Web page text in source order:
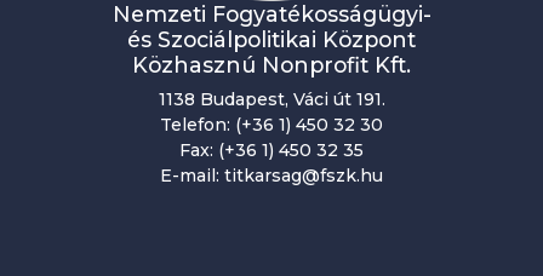
Nemzeti Fogyatékosságügyi-
és Szociálpolitikai Központ
Közhasznú Nonprofit Kft.
1138 Budapest, Váci út 191.
Telefon: (+36 1) 450 32 30
Fax: (+36 1) 450 32 35
E-mail: titkarsag@fszk.hu